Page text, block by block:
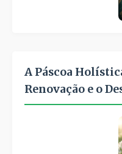
A Páscoa
Renovação e o